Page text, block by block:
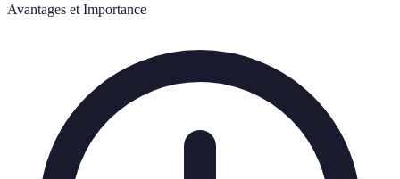
Avantages et Importance